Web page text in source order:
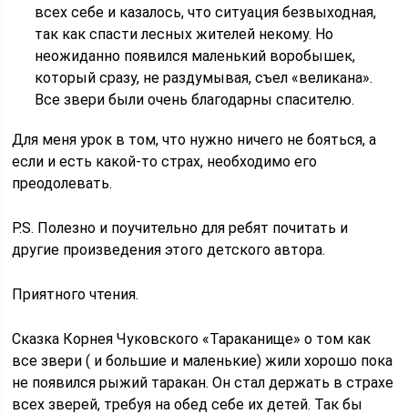
всех себе и казалось, что ситуация безвыходная,
так как спасти лесных жителей некому. Но
неожиданно появился маленький воробышек,
который сразу, не раздумывая, съел «великана».
Все звери были очень благодарны спасителю.
Для меня урок в том, что нужно ничего не бояться, а
если и есть какой-то страх, необходимо его
преодолевать.
P.S. Полезно и поучительно для ребят почитать и
другие произведения этого детского автора.
Приятного чтения.
Сказка Корнея Чуковского «Тараканище» о том как
все звери ( и большие и маленькие) жили хорошо пока
не появился рыжий таракан. Он стал держать в страхе
всех зверей, требуя на обед себе их детей. Так бы